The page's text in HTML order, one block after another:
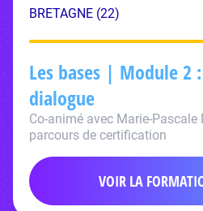
BRETAGNE (22)
Les bases | Module 2
dialogue
Co-animé avec Marie-
parcours de certification
VOIR LA